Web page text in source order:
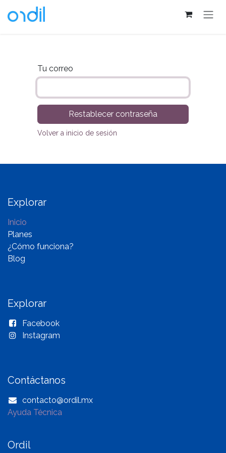
Ir al contenido
Tu correo
Restablecer contraseña
Volver a inicio de sesión
Explorar
Inicio
Planes
¿Cómo funciona?
Blog
Explorar
Facebook
Instagram
Contáctanos
contacto@ordil.mx
Ayuda Técnica
Ordil